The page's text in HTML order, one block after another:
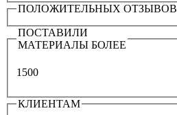
ПОЛОЖИТЕЛЬНЫХ ОТЗЫВОВ
ПОСТАВИЛИ
МАТЕРИАЛЫ БОЛЕЕ
1500
КЛИЕНТАМ